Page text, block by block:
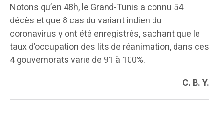
Notons qu’en 48h, le Grand-Tunis a connu 54
décès et que 8 cas du variant indien du
coronavirus y ont été enregistrés, sachant que le
taux d’occupation des lits de réanimation, dans ces
4 gouvernorats varie de 91 à 100%.
C. B. Y.